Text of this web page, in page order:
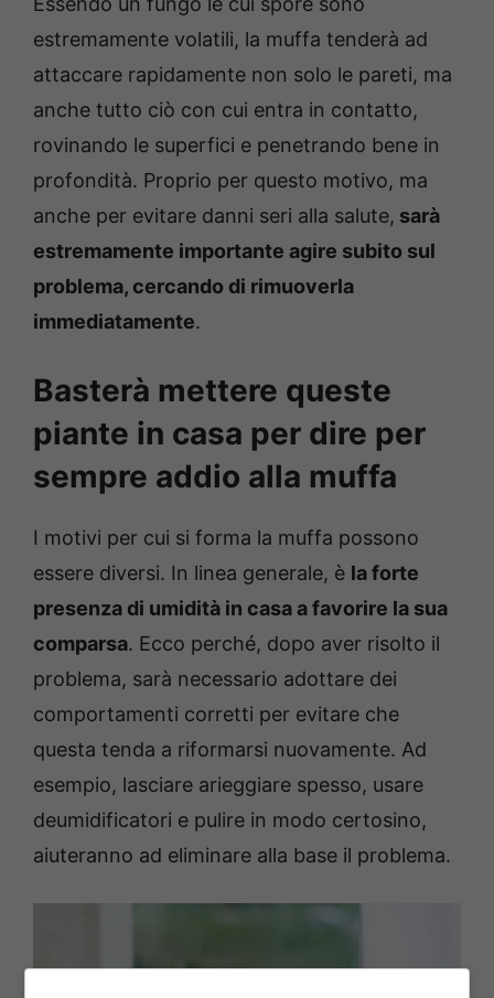
estremamente volatili, la muffa tenderà ad
attaccare rapidamente non solo le pareti, ma
anche tutto ciò con cui entra in contatto,
rovinando le superfici e penetrando bene in
profondità. Proprio per questo motivo, ma
anche per evitare danni seri alla salute, sarà
estremamente importante agire subito sul
problema, cercando di rimuoverla
immediatamente.
Basterà mettere queste
piante in casa per dire per
sempre addio alla muffa
I motivi per cui si forma la muffa possono
essere diversi. In linea generale, è la forte
presenza di umidità in casa a favorire la sua
comparsa. Ecco perché, dopo aver risolto il
problema, sarà necessario adottare dei
comportamenti corretti per evitare che
questa tenda a riformarsi nuovamente. Ad
esempio, lasciare arieggiare spesso, usare
deumidificatori e pulire in modo certosino,
aiuteranno ad eliminare alla base il problema.